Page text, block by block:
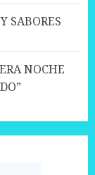
SABORES
NOCHE